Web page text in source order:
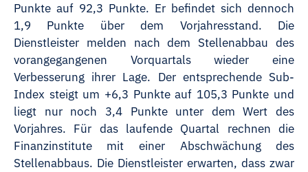
Punkte auf 92,3 Punkte. Er befindet sich dennoch
1,9 Punkte über dem Vorjahresstand. Die
Dienstleister melden nach dem Stellenabbau des
vorangegangenen Vorquartals wieder eine
Verbesserung ihrer Lage. Der entsprechende Sub-
Index steigt um +6,3 Punkte auf 105,3 Punkte und
liegt nur noch 3,4 Punkte unter dem Wert des
Vorjahres. Für das laufende Quartal rechnen die
Finanzinstitute mit einer Abschwächung des
Stellenabbaus. Die Dienstleister erwarten, dass zwar